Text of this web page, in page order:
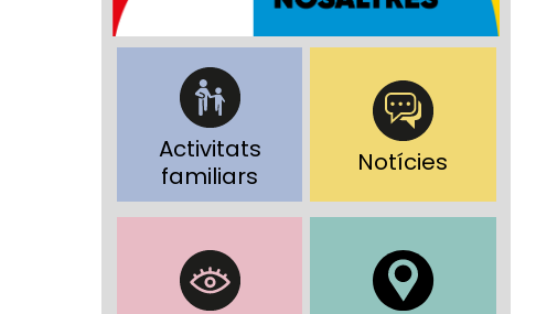
Activitats
familiars
Notícies